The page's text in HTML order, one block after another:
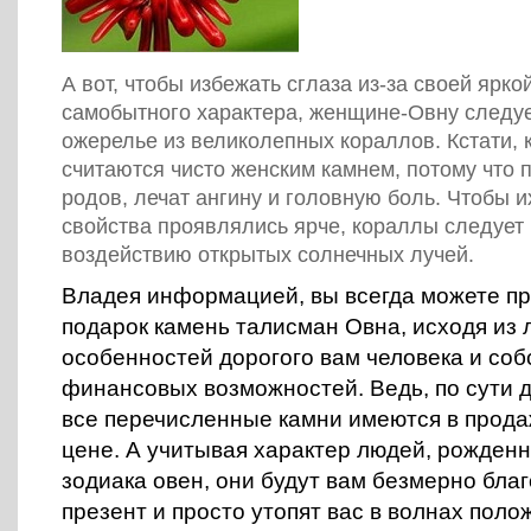
А вот, чтобы избежать сглаза из-за своей
самобытного характера, женщине-Овну
ожерелье из великолепных кораллов. Кстати,
считаются чисто женским камнем, потому что
родов, лечат ангину и головную боль. Чтобы
свойства проявлялись ярче, кораллы следует
воздействию открытых солнечных лучей.
Владея информацией, вы всегда можете
подарок камень талисман Овна, исходя из
особенностей дорогого вам человека и
финансовых возможностей. Ведь, по сути
все перечисленные камни имеются в
цене. А учитывая характер людей,
зодиака овен, они будут вам безмерно
презент и просто утопят вас в волнах